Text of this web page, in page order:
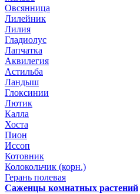
Овсянница
Лилейник
Лилия
Гладиолус
Лапчатка
Аквилегия
Астильба
Ландыш
Глоксинии
Лютик
Калла
Хоста
Пион
Иссоп
Котовник
Колокольчик (корн.)
Герань полевая
Саженцы комнатных растений